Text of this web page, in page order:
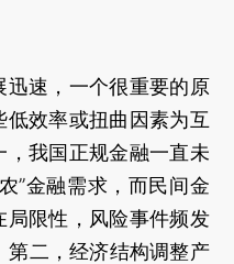
速，一个很重要的原
效率或扭曲因素为互
我国正规金融一直未
”金融需求，而民间金
限性，风险事件频发
第二，经济结构调整产